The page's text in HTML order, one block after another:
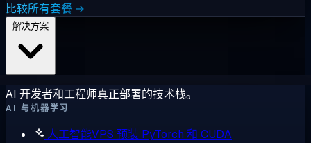
比较所有套餐 →
AI 开发者和工程师真正部署的技术栈。
AI 与机器学习
人工智能VPS 预装 PyTorch 和 CUDA